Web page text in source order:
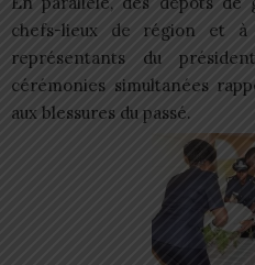
chefs-lieux de région et à
représentants du
cérémonies simultanées
aux blessures du passé.